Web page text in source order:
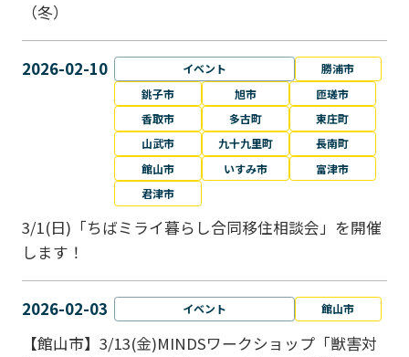
（冬）
2026-02-10 イベント
勝浦市
銚子市
旭市
匝瑳市
香取市
多古町
東庄町
山武市
九十九里町
長南町
館山市
いすみ市
富津市
君津市
3/1(日)「ちばミライ暮らし合同移住相談会」を開催
します！
2026-02-03 イベント 館山市
【館山市】3/13(金)MINDSワークショップ「獣害対